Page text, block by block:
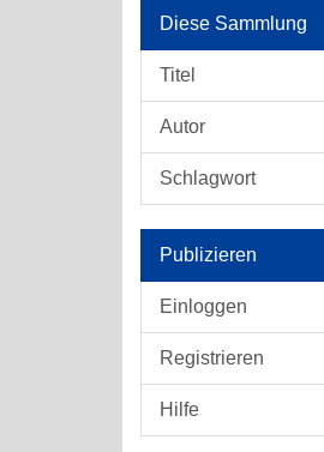
Diese Sammlung
Titel
Autor
Schlagwort
Publizieren
Einloggen
Registrieren
Hilfe